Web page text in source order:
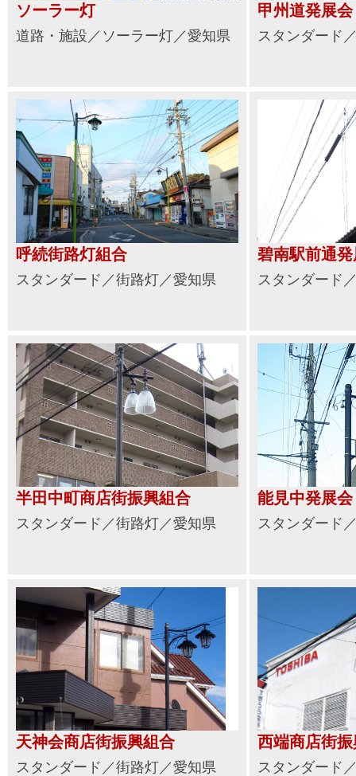
ソーラー灯
道路・施設／ソーラー灯／愛知県
甲州道発展会
スタンダード
呼続街路灯組合
スタンダード／街路灯／愛知県
碧南駅前通
スタンダード
半田中町商店街振興組合
スタンダード／街路灯／愛知県
能見中発展会
スタンダード
天神会商店街振興組合
スタンダード／街路灯／愛知県
西端商店街
スタンダード